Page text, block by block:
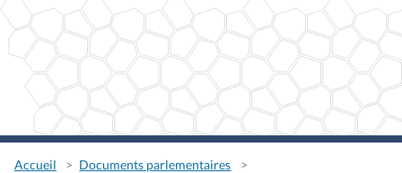
Accueil
Documents parlementaires